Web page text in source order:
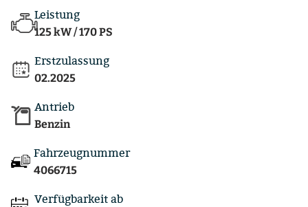
Leistung
125 kW / 170 PS
Erstzulassung
02.2025
Antrieb
Benzin
Fahrzeugnummer
4066715
Verfügbarkeit ab